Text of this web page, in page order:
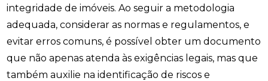
integridade de imóveis. Ao seguir a metodologia
adequada, considerar as normas e regulamentos, e
evitar erros comuns, é possível obter um documento
que não apenas atenda às exigências legais, mas que
também auxilie na identificação de riscos e